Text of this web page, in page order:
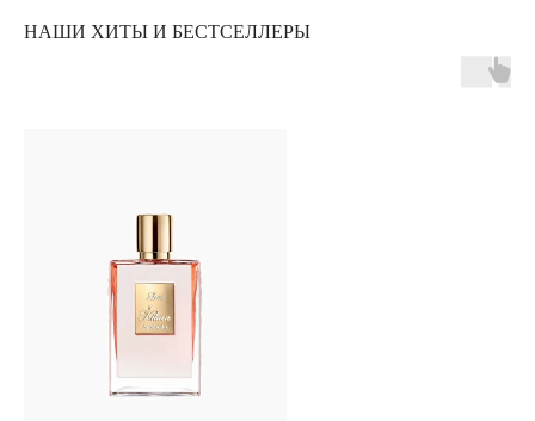
НАШИ ХИТЫ И БЕСТСЕЛЛЕРЫ
ПОКУПАТЕЛЯМ
ОПЛАТА И ДОСТАВКА
ЧАСТЫЕ ВОПРОСЫ